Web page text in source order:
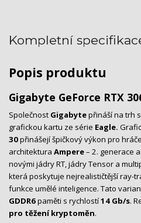
Kompletní
Popis produktu
Gigabyte GeForce RTX
Společnost Gigabytepřináší na trh
grafickou kartu ze série Eagle.
30přinášejí špičkový výkon pro
architektura Ampere– 2. generace
novými jádry RT, jádry Tensor a
která poskytuje nejrealističtější ray-
funkce umělé inteligence. Tato
GDDR6paměti s rychlostí14 Gb/s.
pro těžení kryptoměn.